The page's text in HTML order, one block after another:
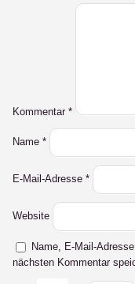
Kommentar *
Name *
E-Mail-Adresse *
Website
Name, E-Mail-
nächsten Kommentar